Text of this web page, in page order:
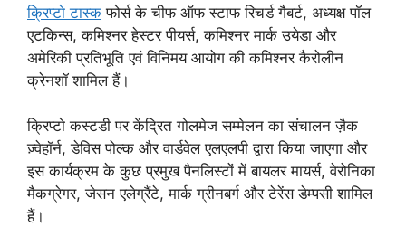
क्रिप्टो टास्क फोर्स के चीफ ऑफ स्टाफ रिचर्ड गैबर्ट, अध्यक्ष पॉल
एटकिन्स, कमिश्नर हेस्टर पीयर्स, कमिश्नर मार्क उयेडा और
अमेरिकी प्रतिभूति एवं विनिमय आयोग की कमिश्नर कैरोलीन
क्रेनशॉ शामिल हैं।
क्रिप्टो कस्टडी पर केंद्रित गोलमेज सम्मेलन का संचालन ज़ैक
ज़्वेहॉर्न, डेविस पोल्क और वार्डवेल एलएलपी द्वारा किया जाएगा और
इस कार्यक्रम के कुछ प्रमुख पैनलिस्टों में बायलर मायर्स, वेरोनिका
मैकग्रेगर, जेसन एलेग्रैंटे, मार्क ग्रीनबर्ग और टेरेंस डेम्पसी शामिल
हैं।